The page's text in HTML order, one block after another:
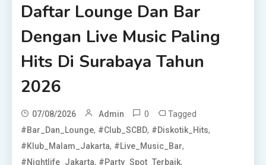
Daftar Lounge Dan Bar
Dengan Live Music Paling
Hits Di Surabaya Tahun
2026
07/08/2026 Admin 0 Tagged
#Bar_Dan_Lounge, #Club_SCBD, #Diskotik_Hits,
#Klub_Malam_Jakarta, #Live_Music_Bar,
#Nightlife_Jakarta, #Party_Spot_Terbaik,